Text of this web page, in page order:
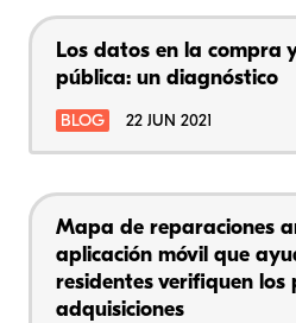
Los datos en la compra
pública: un diagnóstico
BLOG 22 JUN 2021
Mapa de reparaciones
aplicación móvil que
residentes verifiquen los
adquisiciones